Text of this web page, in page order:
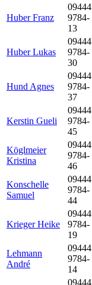
Huber Franz
09444
9784-
13
Huber Lukas
09444
9784-
30
Hund Agnes
09444
9784-
37
Kerstin Gueli
09444
9784-
45
Köglmeier
Kristina
09444
9784-
46
Konschelle
Samuel
09444
9784-
44
Krieger Heike
09444
9784-
19
Lehmann
André
09444
9784-
14
09444